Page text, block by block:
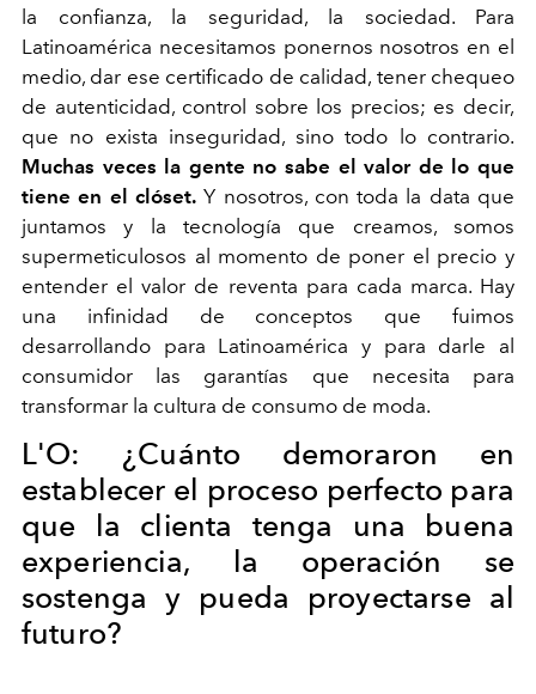
la confianza, la seguridad, la sociedad. Para
Latinoamérica necesitamos ponernos nosotros en el
medio, dar ese certificado de calidad, tener chequeo
de autenticidad, control sobre los precios; es decir,
que no exista inseguridad, sino todo lo contrario.
Muchas veces la gente no sabe el valor de lo que
tiene en el clóset.Y nosotros, con toda la data que
juntamos y la tecnología que creamos, somos
supermeticulosos al momento de poner el precio y
entender el valor de reventa para cada marca. Hay
una infinidad de conceptos que fuimos
desarrollando para Latinoamérica y para darle al
consumidor las garantías que necesita para
transformar la cultura de consumo de moda.
L'O: ¿Cuánto demoraron en
establecer el proceso perfecto para
que la clienta tenga una buena
experiencia, la operación se
sostenga y pueda proyectarse al
futuro?